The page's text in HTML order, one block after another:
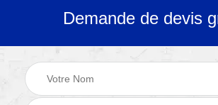
Demande de devis